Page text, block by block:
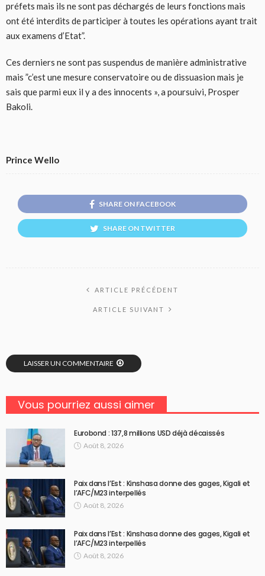
préfets mais ils ne sont pas déchargés de leurs fonctions mais
ont été interdits de participer à toutes les opérations ayant trait
aux examens d’Etat”.
Ces derniers ne sont pas suspendus de manière administrative
mais ”c’est une mesure conservatoire ou de dissuasion mais je
sais que parmi eux il y a des innocents », a poursuivi, Prosper
Bakoli.
Prince Wello
SHARE ON FACEBOOK
SHARE ON TWITTER
ARTICLE PRÉCÉDENT
ARTICLE SUIVANT
LAISSER UN COMMENTAIRE
Vous pourriez aussi aimer
Eurobond : 137,8 millions USD déjà décaissés
Août 8, 2026
Paix dans l’Est : Kinshasa donne des gages, Kigali et
l’AFC/M23 interpellés
Août 8, 2026
Paix dans l’Est : Kinshasa donne des gages, Kigali et
l’AFC/M23 interpellés
Août 8, 2026